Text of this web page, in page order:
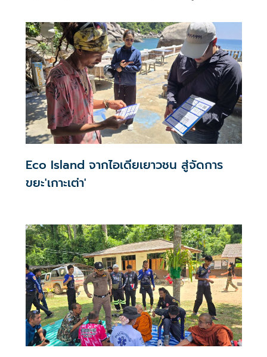
Eco Island จากไอเดียเยาวชน สู่จัดการ
ขยะ'เกาะเต่า'